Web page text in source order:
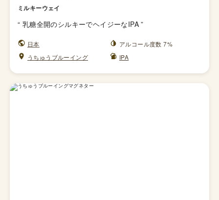
ミルキーウェイ
“ 乳糖全開のシルキーでヘイジーなIPA ”
日本
アルコール度数 7%
うちゅうブルーイング
IPA